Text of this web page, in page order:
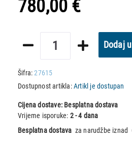
780,00 €
Dodaj
Šifra:27615
Dostupnost artikla:Artikl je dostupan
Cijena dostave: Besplatna dostava
Vrijeme isporuke: 2 - 4 dana
Besplatna dostava za narudžbe iznad